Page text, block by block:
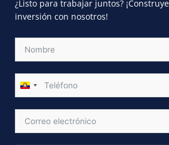
¿Listo para trabajar juntos?
inversión con nosotros!
ECUADOR
+593